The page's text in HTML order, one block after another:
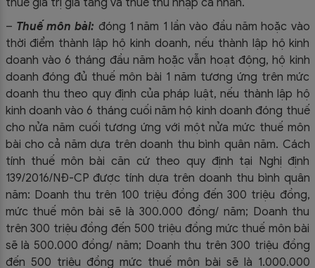
thuế giá trị gia tăng và thuế thu nhập cá nhân.
– Thuế môn bài: đóng 1 năm 1 lần vào đầu năm hoặc vào
thời điểm thành lập hộ kinh doanh, nếu thành lập hộ kinh
doanh vào 6 tháng đầu năm hoặc vẫn hoạt động, hộ kinh
doanh đóng đủ thuế môn bài 1 năm tương ứng trên mức
doanh thu theo quy định của pháp luật, nếu thành lập hộ
kinh doanh vào 6 tháng cuối năm hộ kinh doanh đóng thuế
cho nửa năm cuối tương ứng với một nửa mức thuế môn
bài cho cả năm dựa trên doanh thu bình quân năm. Cách
tính thuế môn bài căn cứ theo quy định tại Nghị định
139/2016/NĐ-CP được tính dựa trên doanh thu bình quân
năm: Doanh thu trên 100 triệu đồng đến 300 triệu đồng,
mức thuế môn bài sẽ là 300.000 đồng/ năm; Doanh thu
trên 300 triệu đồng đến 500 triệu đồng mức thuế môn bài
sẽ là 500.000 đồng/ năm; Doanh thu trên 300 triệu đồng
đến 500 triệu đồng mức thuế môn bài sẽ là 1.000.000